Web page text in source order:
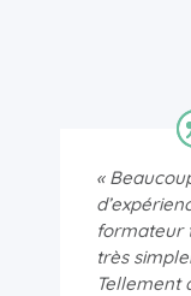
«
formateur
très
Tellement